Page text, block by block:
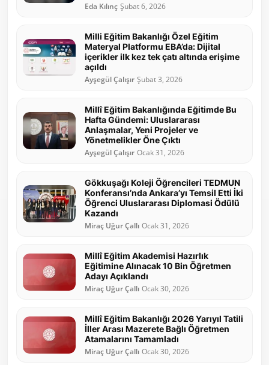
Eda Kılınç Şubat 6, 2026
Milli Eğitim Bakanlığı Özel Eğitim
Materyal Platformu EBA’da: Dijital
içerikler ilk kez tek çatı altında erişime
açıldı
Ayşegül Çalışır Şubat 3, 2026
Millî Eğitim Bakanlığında Eğitimde Bu
Hafta Gündemi: Uluslararası
Anlaşmalar, Yeni Projeler ve
Yönetmelikler Öne Çıktı
Ayşegül Çalışır Ocak 31, 2026
Gökkuşağı Koleji Öğrencileri TEDMUN
Konferansı’nda Ankara’yı Temsil Etti İki
Öğrenci Uluslararası Diplomasi Ödülü
Kazandı
Miraç Uğur Çallı Ocak 31, 2026
Millî Eğitim Akademisi Hazırlık
Eğitimine Alınacak 10 Bin Öğretmen
Adayı Açıklandı
Miraç Uğur Çallı Ocak 30, 2026
Millî Eğitim Bakanlığı 2026 Yarıyıl Tatili
İller Arası Mazerete Bağlı Öğretmen
Atamalarını Tamamladı
Miraç Uğur Çallı Ocak 30, 2026